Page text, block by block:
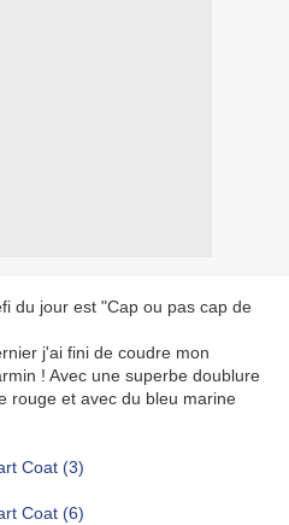
du jour est "Cap ou pas cap de
j'ai fini de coudre mon
! Avec une superbe doublure
rouge et avec du bleu marine